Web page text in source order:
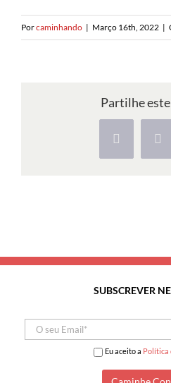
Porcaminhando | Março 16th, 2022 |
Partilhe
Facebook
X
SUBSCREVER
Eu aceito a Política